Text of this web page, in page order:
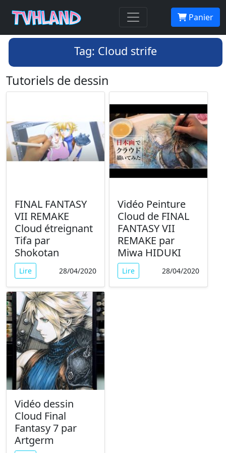
Panier
Tag: Cloud strife
Tutoriels de dessin
FINAL FANTASY
VII REMAKE
Cloud étreignant
Tifa par
Shokotan
Lire 28/04/2020
Vidéo Peinture
Cloud de FINAL
FANTASY VII
REMAKE par
Miwa HIDUKI
Lire 28/04/2020
Vidéo dessin
Cloud Final
Fantasy 7 par
Artgerm